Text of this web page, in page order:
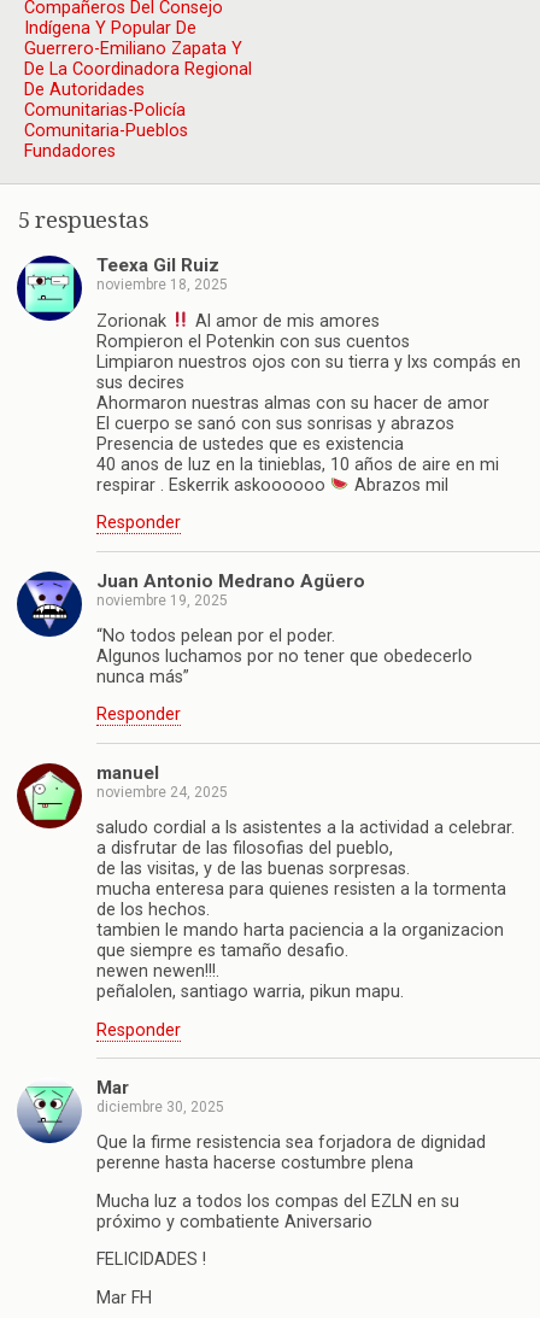
Compañeros Del Consejo
Indígena Y Popular De
Guerrero-Emiliano Zapata Y
De La Coordinadora Regional
De Autoridades
Comunitarias-Policía
Comunitaria-Pueblos
Fundadores
5 respuestas
Teexa Gil Ruiz
noviembre 18, 2025
Zorionak
Al amor de mis amores
Rompieron el Potenkin con sus cuentos
Limpiaron nuestros ojos con su tierra y lxs compás en
sus decires
Ahormaron nuestras almas con su hacer de amor
El cuerpo se sanó con sus sonrisas y abrazos
Presencia de ustedes que es existencia
40 anos de luz en la tinieblas, 10 años de aire en mi
respirar . Eskerrik askoooooo
Abrazos mil
Responder
Juan Antonio Medrano Agüero
noviembre 19, 2025
“No todos pelean por el poder.
Algunos luchamos por no tener que obedecerlo
nunca más”
Responder
manuel
noviembre 24, 2025
saludo cordial a ls asistentes a la actividad a celebrar.
a disfrutar de las filosofias del pueblo,
de las visitas, y de las buenas sorpresas.
mucha enteresa para quienes resisten a la tormenta
de los hechos.
tambien le mando harta paciencia a la organizacion
que siempre es tamaño desafio.
newen newen!!!.
peñalolen, santiago warria, pikun mapu.
Responder
Mar
diciembre 30, 2025
Que la firme resistencia sea forjadora de dignidad
perenne hasta hacerse costumbre plena
Mucha luz a todos los compas del EZLN en su
próximo y combatiente Aniversario
FELICIDADES !
Mar FH